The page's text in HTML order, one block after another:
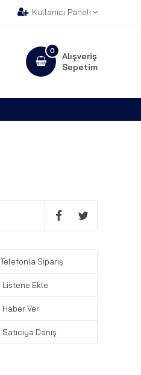
Kullanıcı Paneli
Alışveriş
Sepetim
0
Telefonla Sipariş
Listene Ekle
Haber Ver
Satıcıya Danış